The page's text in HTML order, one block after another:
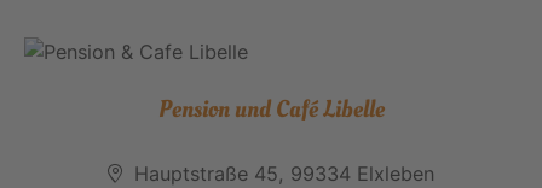
Pension und Café Libelle
Hauptstraße 45, 99334 Elxleben